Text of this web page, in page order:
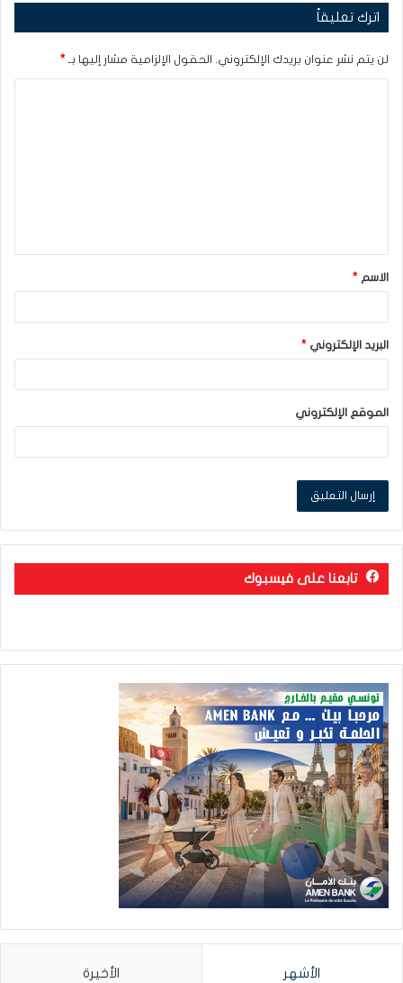
اترك تعليقاً
لن يتم نشر عنوان بريدك الإلكتروني. الحقول الإلزامية مشار إليها بـ *
ق
*
الاسم *
البريد الإلكتروني *
الموقع الإلكتروني
تابعنا على فيسبوك
الأشهر الأخيرة